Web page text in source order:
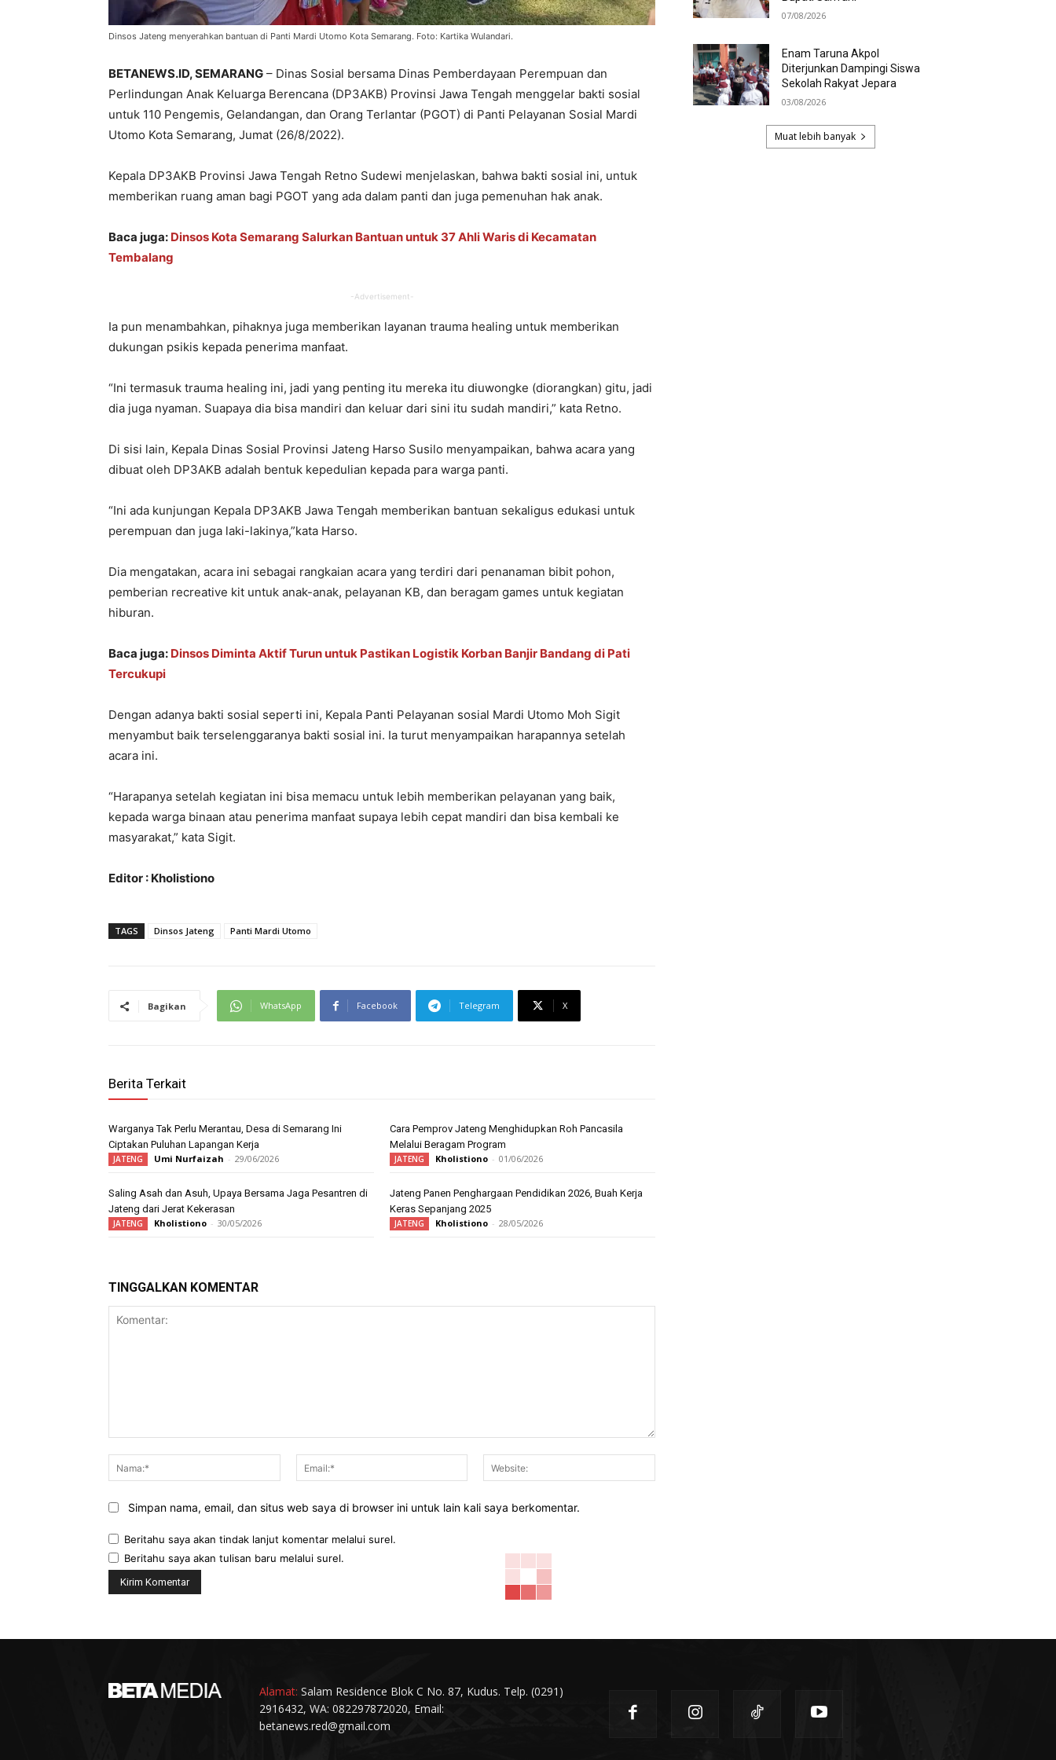
Dinsos Jateng menyerahkan bantuan di Panti Mardi Utomo Kota Semarang. Foto: Kartika Wulandari.
BETANEWS.ID, SEMARANG – Dinas Sosial bersama Dinas Pemberdayaan Perempuan dan
Perlindungan Anak Keluarga Berencana (DP3AKB) Provinsi Jawa Tengah menggelar bakti sosial
untuk 110 Pengemis, Gelandangan, dan Orang Terlantar (PGOT) di Panti Pelayanan Sosial Mardi
Utomo Kota Semarang, Jumat (26/8/2022).
Kepala DP3AKB Provinsi Jawa Tengah Retno Sudewi menjelaskan, bahwa bakti sosial ini, untuk
memberikan ruang aman bagi PGOT yang ada dalam panti dan juga pemenuhan hak anak.
Baca juga: Dinsos Kota Semarang Salurkan Bantuan untuk 37 Ahli Waris di Kecamatan
Tembalang
-Advertisement-
Ia pun menambahkan, pihaknya juga memberikan layanan trauma healing untuk memberikan
dukungan psikis kepada penerima manfaat.
“Ini termasuk trauma healing ini, jadi yang penting itu mereka itu diuwongke (diorangkan) gitu, jadi
dia juga nyaman. Suapaya dia bisa mandiri dan keluar dari sini itu sudah mandiri,” kata Retno.
Di sisi lain, Kepala Dinas Sosial Provinsi Jateng Harso Susilo menyampaikan, bahwa acara yang
dibuat oleh DP3AKB adalah bentuk kepedulian kepada para warga panti.
“Ini ada kunjungan Kepala DP3AKB Jawa Tengah memberikan bantuan sekaligus edukasi untuk
perempuan dan juga laki-lakinya,”kata Harso.
Dia mengatakan, acara ini sebagai rangkaian acara yang terdiri dari penanaman bibit pohon,
pemberian recreative kit untuk anak-anak, pelayanan KB, dan beragam games untuk kegiatan
hiburan.
Baca juga: Dinsos Diminta Aktif Turun untuk Pastikan Logistik Korban Banjir Bandang di Pati
Tercukupi
Dengan adanya bakti sosial seperti ini, Kepala Panti Pelayanan sosial Mardi Utomo Moh Sigit
menyambut baik terselenggaranya bakti sosial ini. Ia turut menyampaikan harapannya setelah
acara ini.
“Harapanya setelah kegiatan ini bisa memacu untuk lebih memberikan pelayanan yang baik,
kepada warga binaan atau penerima manfaat supaya lebih cepat mandiri dan bisa kembali ke
masyarakat,” kata Sigit.
Editor : Kholistiono
TAGS Dinsos Jateng Panti Mardi Utomo
Bagikan WhatsApp Facebook Telegram X
Berita Terkait
Warganya Tak Perlu Merantau, Desa di Semarang Ini
Ciptakan Puluhan Lapangan Kerja
JATENG Umi Nurfaizah - 29/06/2026
Cara Pemprov Jateng Menghidupkan Roh Pancasila
Melalui Beragam Program
JATENG Kholistiono - 01/06/2026
Saling Asah dan Asuh, Upaya Bersama Jaga Pesantren di
Jateng dari Jerat Kekerasan
JATENG Kholistiono - 30/05/2026
Jateng Panen Penghargaan Pendidikan 2026, Buah Kerja
Keras Sepanjang 2025
JATENG Kholistiono - 28/05/2026
TINGGALKAN KOMENTAR
Nama:*
Email:*
Simpan nama, email, dan situs web saya di browser ini untuk lain kali saya berkomentar.
Beritahu saya akan tindak lanjut komentar melalui surel.
Beritahu saya akan tulisan baru melalui surel.
07/08/2026
Enam Taruna Akpol
Diterjunkan Dampingi Siswa
Sekolah Rakyat Jepara
03/08/2026
Muat lebih banyak
Alamat: Salam Residence Blok C No. 87, Kudus. Telp. (0291)
2916432, WA: 082297872020, Email:
betanews.red@gmail.com